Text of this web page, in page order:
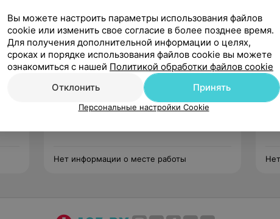
Сидоренко
Оксана Олеговна
Нет отзывов
Стаж 40 лет•Высшая категория
Нет информации о месте работы
Вы можете настроить параметры использования файлов
cookie или изменить свое согласие в более позднее время.
Для получения дополнительной информации о целях,
сроках и порядке использования файлов cookie вы можете
ознакомиться с нашей Политикой обработки файлов cookie
Отклонить
Принять
Персональные настройки Cookie